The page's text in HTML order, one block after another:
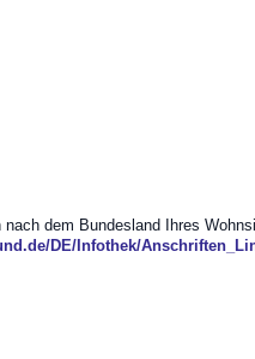
dem Bundesland Ihres
DE/Infothek/